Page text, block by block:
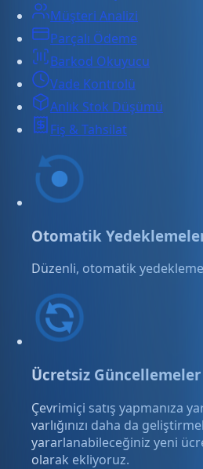
Müşteri Analizi
Parçalı Ödeme
Barkod Okuyucu
Vade Kontrolü
Anlık Stok Düşümü
Fiş & Tahsilat
Otomatik
Düzenli, otomatik
Ücretsiz Güncellemeler
Çevrimiçi satış yapmanıza
varlığınızı daha da
yararlanabileceğiniz yeni
olarak ekliyoruz.